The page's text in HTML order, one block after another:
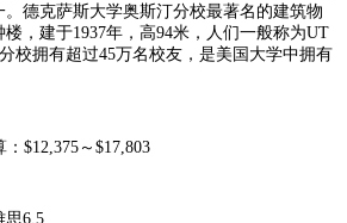
德克萨斯大学奥斯汀分校最著名的建筑物
，建于1937年，高94米，人们一般称为UT
校拥有超过45万名校友，是美国大学中拥有
$12,375～$17,803
思6.5